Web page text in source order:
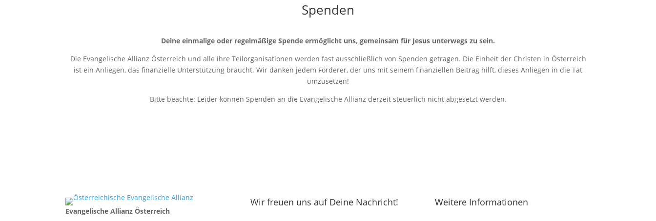
Spenden
Deine einmalige oder regelmäßige Spende ermöglicht uns, gemeinsam für Jesus unterwegs zu sein.
Die Evangelische Allianz Österreich und alle ihre Teilorganisationen werden fast ausschließlich von Spenden getragen. Die Einheit der Christen in Österreich
ist ein Anliegen, das finanzielle Unterstützung braucht. Wir danken jedem Förderer, der uns mit seinem finanziellen Beitrag hilft, dieses Anliegen in die Tat
umzusetzen!
Bitte beachte: Leider können Spenden an die Evangelische Allianz derzeit steuerlich nicht abgesetzt werden.
Evangelische Allianz Österreich
Wir freuen uns auf Deine Nachricht! Weitere Informationen